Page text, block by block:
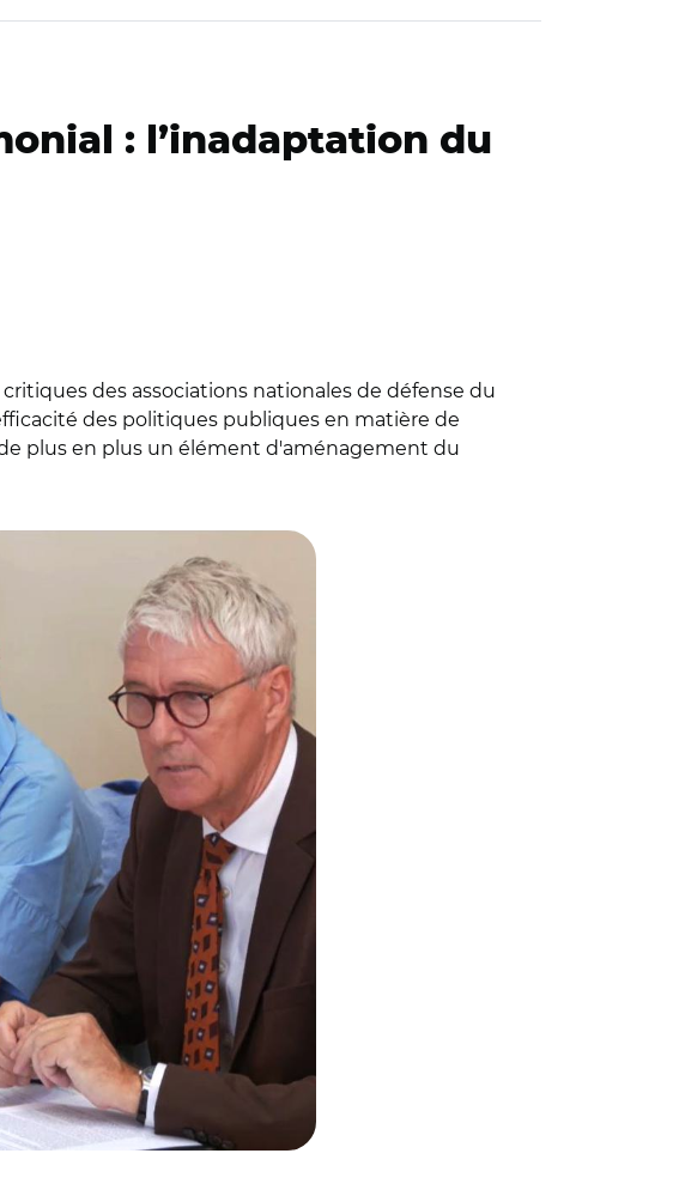
: l’inadaptation du
des associations nationales de défense du
des politiques publiques en matière de
plus en plus un élément d'aménagement du